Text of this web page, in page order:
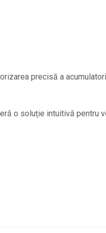
precisă a
o soluție intuitivă pentru